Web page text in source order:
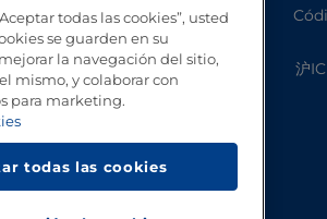
沪
todas las cookies”, usted
se guarden en su
la navegación del sitio,
mismo, y colaborar con
para marketing.
todas las cookies